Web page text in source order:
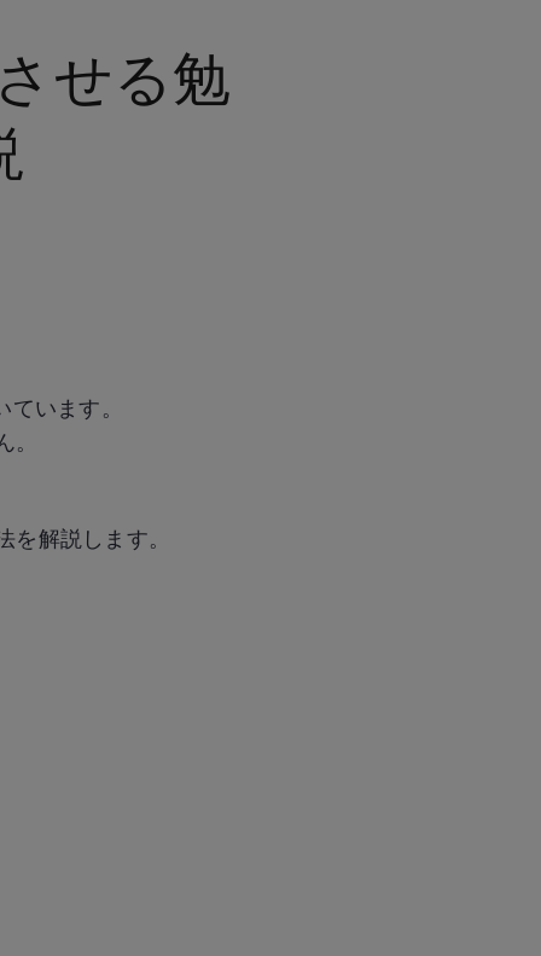
せる勉
います。
解説します。